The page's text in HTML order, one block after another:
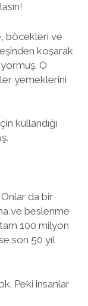
böcekleri ve
koşarak
O
yemeklerini
kullandığı
da bir
ve beslenme
100 milyon
son 50 yıl
Peki insanlar